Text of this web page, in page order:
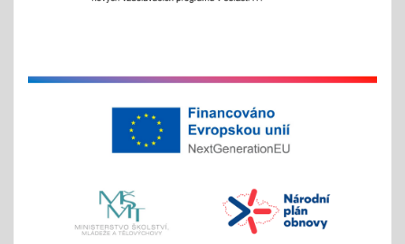
tradiční červnové akce
inovativní vzdělávání
Buďme EKO, buďme FAJN
inov. vzdělávání Šablony II OPJAK
celoškolní projekt